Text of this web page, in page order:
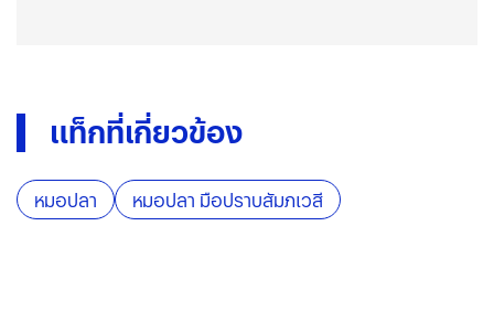
แท็กที่เกี่ยวข้อง
หมอปลา หมอปลา มือปราบสัมภเวสี